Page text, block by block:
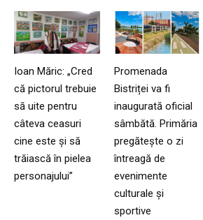
Ioan Măric: „Cred
că pictorul trebuie
să uite pentru
câteva ceasuri
cine este și să
trăiască în pielea
personajului”
Promenada
Bistriței va fi
inaugurată oficial
sâmbătă. Primăria
pregătește o zi
întreagă de
evenimente
culturale și
sportive